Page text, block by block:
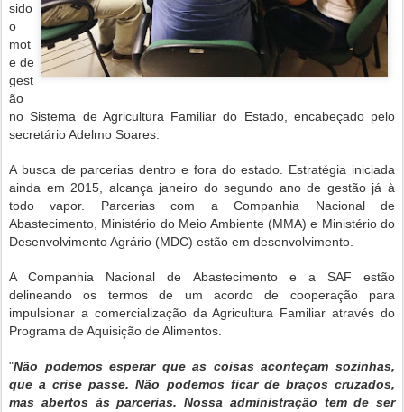
sido
o
mot
e de
gest
ão
no Sistema de Agricultura Familiar do Estado, encabeçado pelo
secretário Adelmo Soares.
A busca de parcerias dentro e fora do estado. Estratégia iniciada
ainda em 2015, alcança janeiro do segundo ano de gestão já à
todo vapor. Parcerias com a Companhia Nacional de
Abastecimento, Ministério do Meio Ambiente (MMA) e Ministério do
Desenvolvimento Agrário (MDC) estão em desenvolvimento.
A Companhia Nacional de Abastecimento e a SAF estão
delineando os termos de um acordo de cooperação para
impulsionar a comercialização da Agricultura Familiar através do
Programa de Aquisição de Alimentos.
"Não podemos esperar que as coisas aconteçam sozinhas,
que a crise passe. Não podemos ficar de braços cruzados,
mas abertos às parcerias. Nossa administração tem de ser